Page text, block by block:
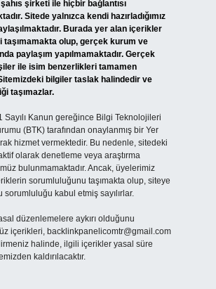
şirketi ile hiçbir bağlantısı
Sitede yalnızca kendi hazırladığımız
Burada yer alan içerikler
taşımamakta olup, gerçek kurum ve
paylaşım yapılmamaktadır. Gerçek
ile isim benzerlikleri tamamen
bilgiler taslak halindedir ve
taşımazlar.
Sayılı Kanun gereğince Bilgi Teknolojileri
(BTK) tarafından onaylanmış bir Yer
hizmet vermektedir. Bu nedenle, sitedeki
olarak denetleme veya araştırma
bulunmamaktadır. Ancak, üyelerimiz
sorumluluğunu taşımakta olup, siteye
sorumluluğu kabul etmiş sayılırlar.
düzenlemelere aykırı olduğunu
içerikleri, backlinkpanelicomtr@gmail.com
halinde, ilgili içerikler yasal süre
kaldırılacaktır.